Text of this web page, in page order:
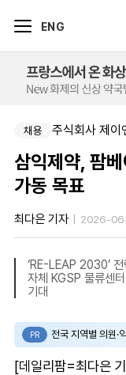
ENG
채용 주식회사 제이
삼익제약, 팜
가동 목표
최다은 기자 2026-
‘RE-LEAP 2030’
자체 KGSP 물류센
기대
PR 전국 지역별 의원·
[데일리팜=최다은